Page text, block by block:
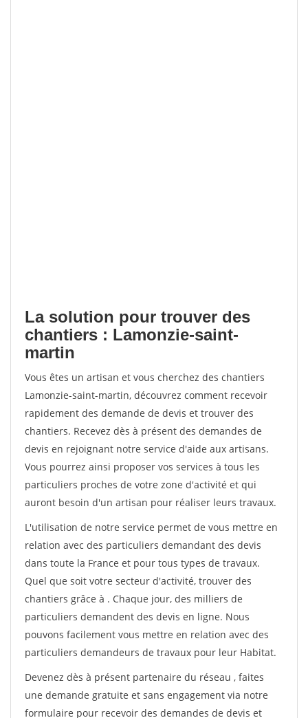
La solution pour trouver des
chantiers : Lamonzie-saint-
martin
Vous êtes un artisan et vous cherchez des chantiers
Lamonzie-saint-martin, découvrez comment recevoir
rapidement des demande de devis et trouver des
chantiers. Recevez dès à présent des demandes de
devis en rejoignant notre service d'aide aux artisans.
Vous pourrez ainsi proposer vos services à tous les
particuliers proches de votre zone d'activité et qui
auront besoin d'un artisan pour réaliser leurs travaux.
L'utilisation de notre service permet de vous mettre en
relation avec des particuliers demandant des devis
dans toute la France et pour tous types de travaux.
Quel que soit votre secteur d'activité, trouver des
chantiers grâce à . Chaque jour, des milliers de
particuliers demandent des devis en ligne. Nous
pouvons facilement vous mettre en relation avec des
particuliers demandeurs de travaux pour leur Habitat.
Devenez dès à présent partenaire du réseau , faites
une demande gratuite et sans engagement via notre
formulaire pour recevoir des demandes de devis et